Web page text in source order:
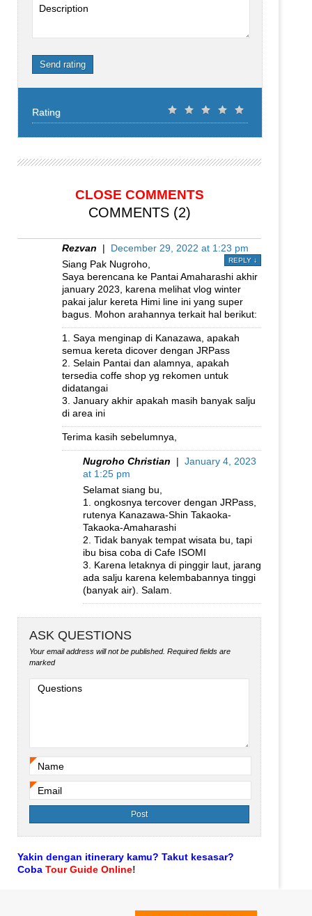
Description
Send rating
Rating
CLOSE COMMENTS
COMMENTS (2)
Rezvan | December 29, 2022 at 1:23 pm
REPLY ↓
Siang Pak Nugroho,
Saya berencana ke Pantai Amaharashi akhir
january 2023, karena melihat vlog winter
pakai jalur kereta Himi line ini yang super
bagus. Mohon arahannya terkait hal berikut:
1. Saya menginap di Kanazawa, apakah
semua kereta dicover dengan JRPass
2. Selain Pantai dan alamnya, apakah
tersedia coffe shop yg rekomen untuk
didatangai
3. January akhir apakah masih banyak salju
di area ini
Terima kasih sebelumnya,
Nugroho Christian | January 4, 2023
at 1:25 pm
Selamat siang bu,
1. ongkosnya tercover dengan JRPass,
rutenya Kanazawa-Shin Takaoka-
Takaoka-Amaharashi
2. Tidak banyak tempat wisata bu, tapi
ibu bisa coba di Cafe ISOMI
3. Karena letaknya di pinggir laut, jarang
ada salju karena kelembabannya tinggi
(banyak air). Salam.
ASK QUESTIONS
Your email address will not be published. Required fields are
marked
Questions
Name
Email
Yakin dengan itinerary kamu? Takut kesasar?
Coba Tour Guide Online!